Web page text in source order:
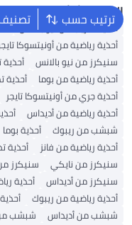
ترتيب حسب
البحث الشائع
أحذية تدريب من نيو بالانس
أحذية رياضية من أونيتسوكا
سنيكرز من نيو بالانس
أحذية رياضية من بوما
أحذية
أحذية جري من أونيتسوكا تايجر
أحذية رياضية من أديداس
شبشب من ريبوك
أحذية بوما
أحذية رياضية من فانز
أحذية
سنيكرز من نايكي
سنيكرز
سنيكرز من أديداس
أحذية
أحذية رياضية من ريبوك
شبشب من أديداس
شبشب